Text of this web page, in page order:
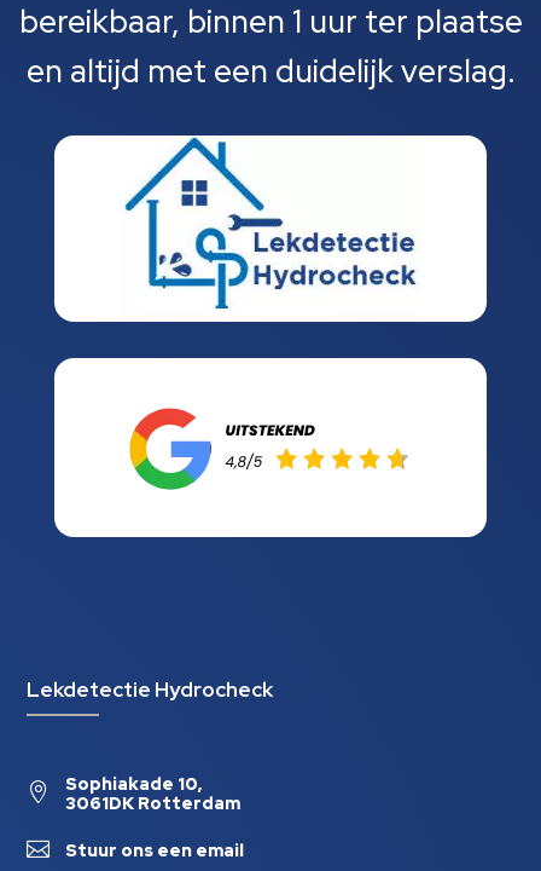
bereikbaar, binnen 1 uur ter plaatse
en altijd met een duidelijk verslag.
Lekdetectie Hydrocheck

Sophiakade 10,
3061DK Rotterdam
 Stuur ons een email